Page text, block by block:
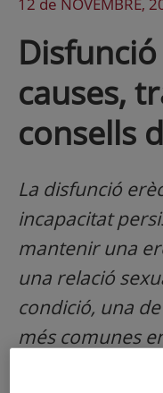
causes,
consells
La disfunció
incapacitat
mantenir una
una relació
condició, una
més comunes